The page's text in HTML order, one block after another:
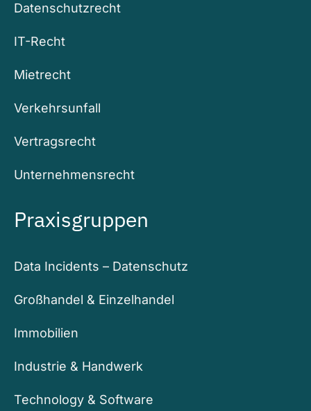
Datenschutzrecht
IT-Recht
Mietrecht
Verkehrsunfall
Vertragsrecht
Unternehmensrecht
Praxisgruppen
Data Incidents – Datenschutz
Großhandel & Einzelhandel
Immobilien
Industrie & Handwerk
Technology & Software